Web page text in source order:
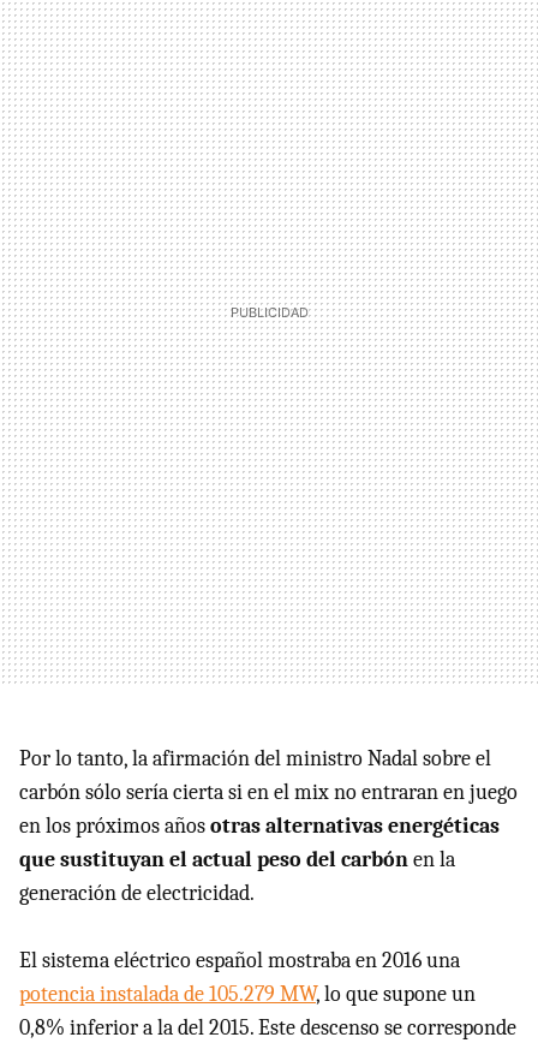
Por lo tanto, la afirmación del ministro Nadal sobre el
carbón sólo sería cierta si en el mix no entraran en juego
en los próximos añosotras alternativas energéticas
que sustituyan el actual peso del carbónen la
generación de electricidad.
El sistema eléctrico español mostraba en 2016 una
potencia instalada de 105.279 MW, lo que supone un
0,8% inferior a la del 2015. Este descenso se corresponde